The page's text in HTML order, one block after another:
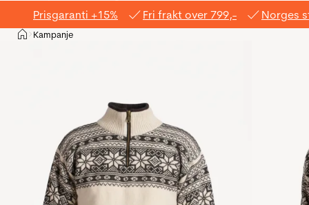
Prisgaranti +15% Fri frakt over 799,- Norges
Hjem
>Kampanje